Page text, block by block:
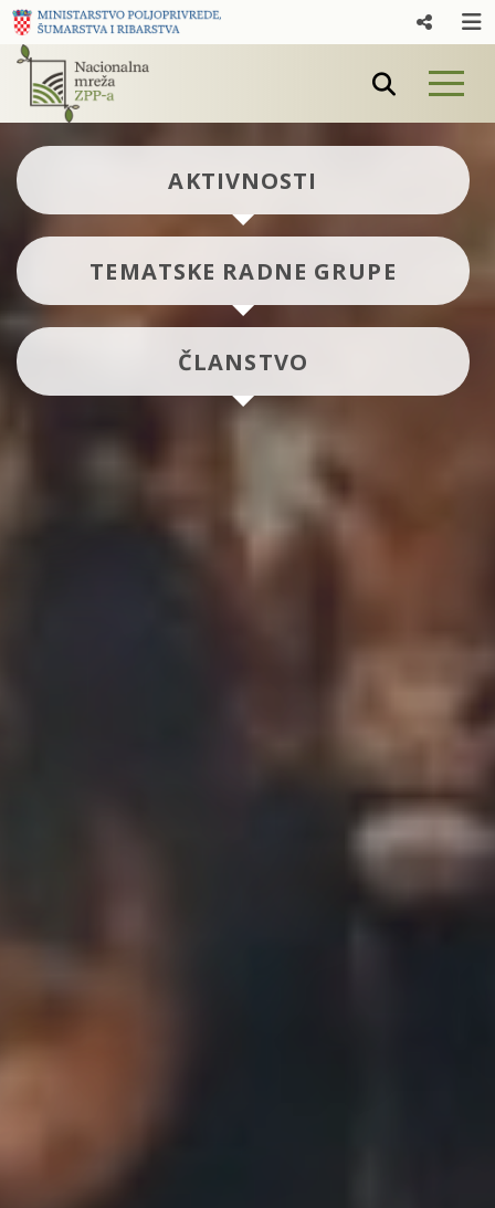
AKTIVNOSTI
TEMATSKE RADNE GRUPE
ČLANSTVO